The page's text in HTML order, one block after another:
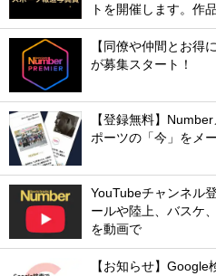
トを開催します。作
【同僚や仲間とお得
が募集スタート！
【登録無料】
ポーツの「今」をメ
YouTubeチャンネル
ールや陸上、バスケ
を動画で
【お知らせ】